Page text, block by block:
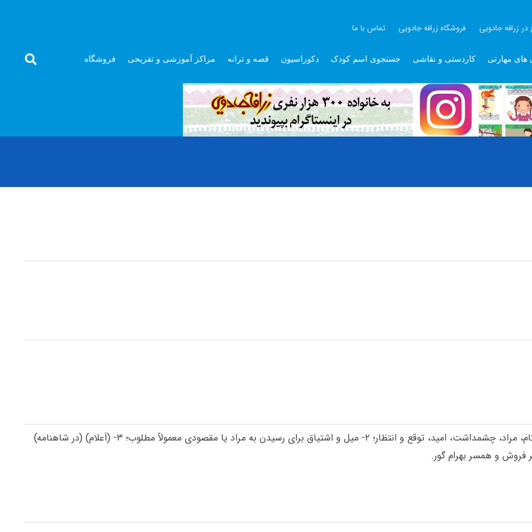
در زرافه جادویی فروشگاه زرافه جادویی تماس با ما
های مهارتی کاردستی و نقاشی جستجوی اسم کودک دکوراسیون قصه و ترانه مراکز آموزشی و تفریحی فروشگاه
) ۱- خواهش، کام، مراد، چشمداشت، امید، توقع و انتظار؛ ۲- میل و اشتیاق برای رسیدن به مراد یا مقصودی معمولاً مطلوب؛ ۳- (اَعلام) (در شاهنامه)
فروش و همسر بهرام گور.